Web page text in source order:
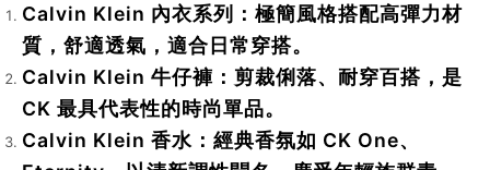
Calvin Klein 內衣系列
：極簡風格搭配高彈力材
質，舒適透氣，適合日常穿搭。
Calvin Klein 牛仔褲 ：剪裁俐落、耐穿百搭，是
CK 最具代表性的時尚單品。
Calvin Klein 香水 ：經典香氛如 CK One、